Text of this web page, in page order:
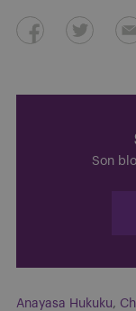
Son
Anayasa Hukuku,